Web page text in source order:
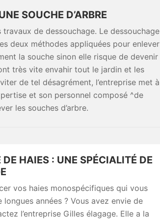
SOUCHE D’ARBRE
de dessouchage. Le dessouchage
deux méthodes appliquées pour enlever
la souche sinon elle risque de devenir
très vite envahir tout le jardin et les
de tel désagrément, l’entreprise met à
et son personnel composé ^de
les souches d’arbre.
HAIES : UNE SPÉCIALITÉ DE
vos haies monospécifiques qui vous
années ? Vous avez envie de
l’entreprise Gilles élagage. Elle a la